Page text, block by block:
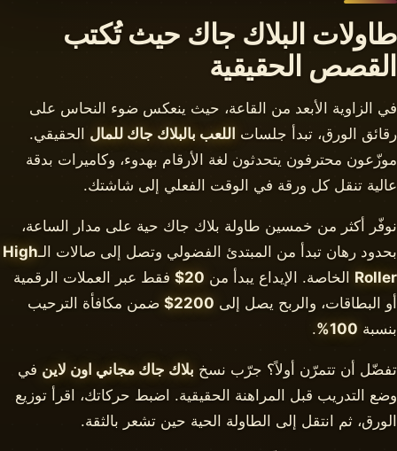
طاولات البلاك جاك حيث تُكتب
القصص الحقيقية
في الزاوية الأبعد من القاعة، حيث ينعكس ضوء النحاس على
رقائق الورق، تبدأ جلسات اللعب بالبلاك جاك للمال الحقيقي.
موزّعون محترفون يتحدثون لغة الأرقام بهدوء، وكاميرات بدقة
عالية تنقل كل ورقة في الوقت الفعلي إلى شاشتك.
نوفّر أكثر من خمسين طاولة بلاك جاك حية على مدار الساعة،
بحدود رهان تبدأ من المبتدئ الفضولي وتصل إلى صالات الـHigh
Roller الخاصة. الإيداع يبدأ من 20$
فقط عبر العملات الرقمية
أو البطاقات، والربح يصل إلى 2200$
ضمن مكافأة الترحيب
بنسبة 100%
.
تفضّل أن تتمرّن أولاً؟ جرّب نسخ بلاك جاك مجاني اون لاين في
وضع التدريب قبل المراهنة الحقيقية. اضبط حركاتك، اقرأ توزيع
الورق، ثم انتقل إلى الطاولة الحية حين تشعر بالثقة.